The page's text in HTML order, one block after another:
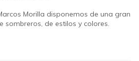
Morilla disponemos de una gran
sombreros, de estilos y colores.